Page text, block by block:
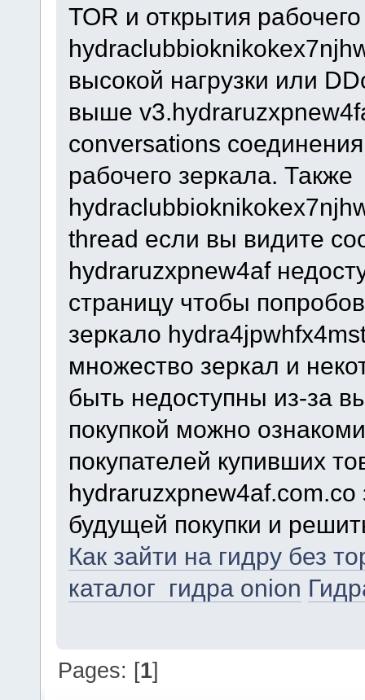
TOR и открытия
высокой нагрузки или
выше
conversations
рабочего зеркала. Также
thread если вы видите
hydraruzxpnew4af
страницу чтобы
зеркало
множество зеркал и
быть недоступны из-за
покупкой можно
покупателей купивших
hydraruzxpnew4af.com.co
будущей покупки и
Как зайти на гидру без
каталог гидра onion
Pages: [1]